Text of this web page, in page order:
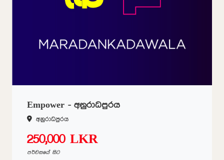
Empower - අනුරාධපුරය
අනුරාධපුරය
250,000 LKR
පර්චසයේ සිට